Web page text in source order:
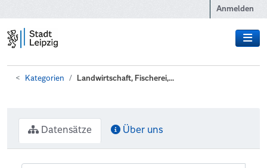
Anmelden
Kategorien Landwirtschaft, Fischerei,...
Datensätze Über uns